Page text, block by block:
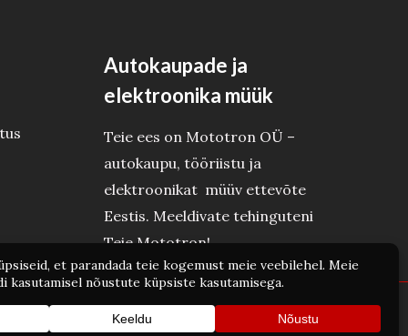
Autokaupade ja
elektroonika müük
Teie ees on Mototron OÜ –
autokaupu, tööriistu ja
elektroonikat müüv ettevõte
Eestis. Meeldivate tehinguteni
Teie Mototron!
by Mototron OÜ - Autokaubad ja elektroonika